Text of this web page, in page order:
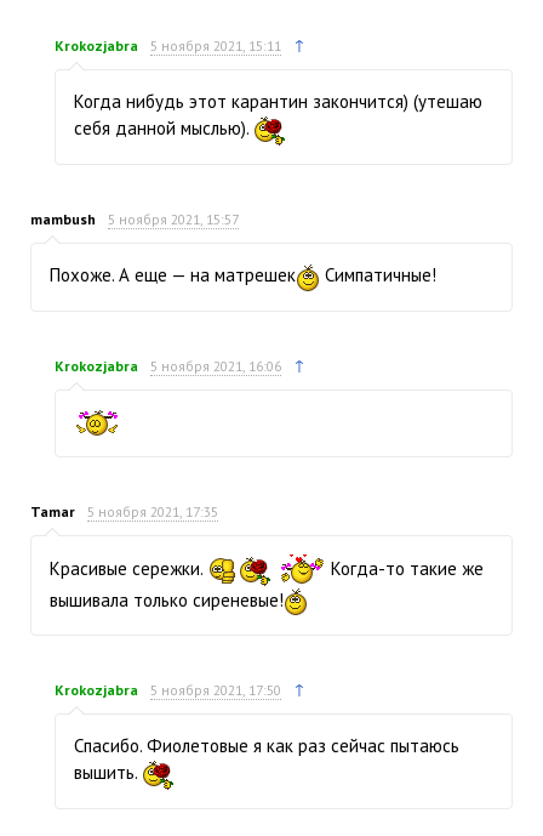
Krokozjabra 5 ноября 2021, 15:11 ↑
Когда нибудь этот карантин закончится) (утешаю
себя данной мыслью).
mambush 5 ноября 2021, 15:57
Похоже. А еще — на матрешек Симпатичные!
Krokozjabra 5 ноября 2021, 16:06 ↑
Tamar 5 ноября 2021, 17:35
Красивые сережки.
Когда-то такие же
вышивала только сиреневые!
Krokozjabra 5 ноября 2021, 17:50 ↑
Спасибо. Фиолетовые я как раз сейчас пытаюсь
вышить.